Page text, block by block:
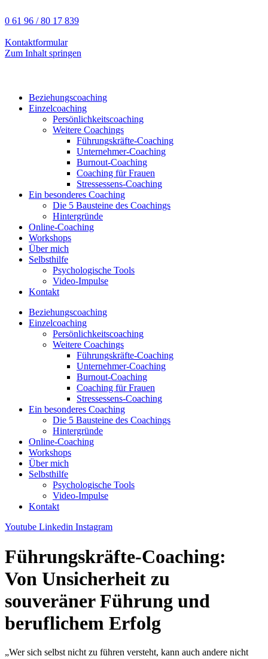
0 61 96 / 80 17 839
Kontaktformular
Zum Inhalt springen
Beziehungscoaching
Einzelcoaching
Persönlichkeitscoaching
Weitere Coachings
Führungskräfte-Coaching
Unternehmer-Coaching
Burnout-Coaching
Coaching für Frauen
Stressessens-Coaching
Ein besonderes Coaching
Die 5 Bausteine des Coachings
Hintergründe
Online-Coaching
Workshops
Über mich
Selbsthilfe
Psychologische Tools
Video-Impulse
Kontakt
Beziehungscoaching
Einzelcoaching
Persönlichkeitscoaching
Weitere Coachings
Führungskräfte-Coaching
Unternehmer-Coaching
Burnout-Coaching
Coaching für Frauen
Stressessens-Coaching
Ein besonderes Coaching
Die 5 Bausteine des Coachings
Hintergründe
Online-Coaching
Workshops
Über mich
Selbsthilfe
Psychologische Tools
Video-Impulse
Kontakt
Youtube Linkedin Instagram
Führungskräfte-Coaching:
Von Unsicherheit zu
souveräner Führung und
beruflichem Erfolg
„Wer sich selbst nicht zu führen versteht, kann auch andere nicht